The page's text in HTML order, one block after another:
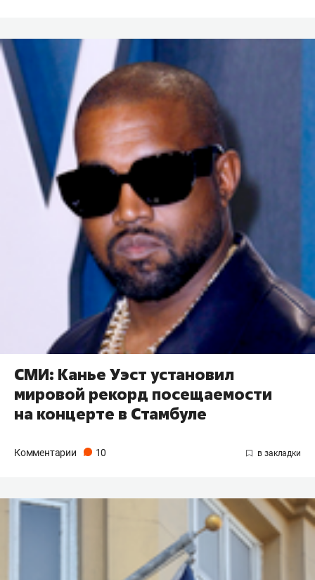
СМИ: Канье Уэст установил
мировой рекорд посещаемости
на концерте в Стамбуле
Комментарии 10